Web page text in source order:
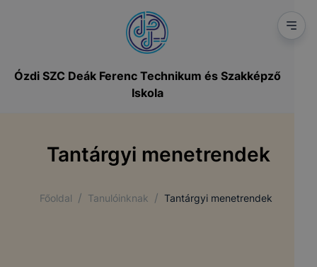
Ózdi SZC Deák Ferenc Technikum és Szakképző
Iskola
Tantárgyi menetrendek
Főoldal / Tanulóinknak / Tantárgyi menetrendek